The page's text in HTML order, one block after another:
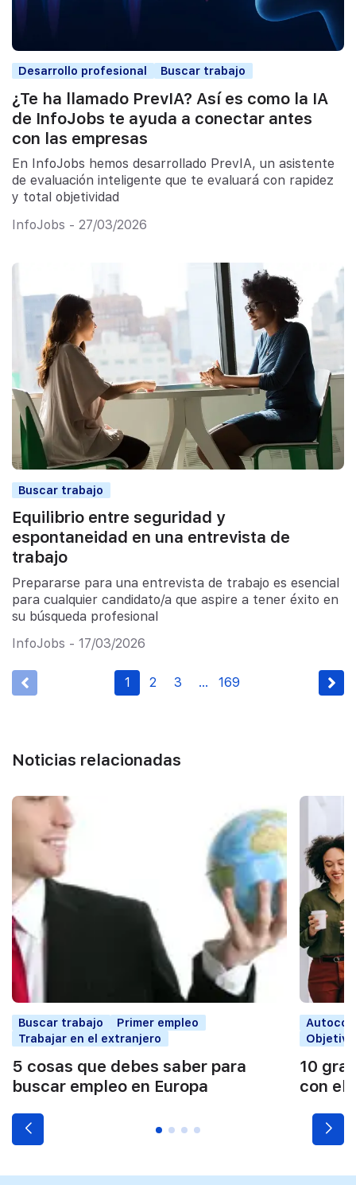
Desarrollo profesional Buscar trabajo
¿Te ha llamado PrevIA? Así es como la IA
de InfoJobs te ayuda a conectar antes
con las empresas
En InfoJobs hemos desarrollado PrevIA, un asistente
de evaluación inteligente que te evaluará con rapidez
y total objetividad
InfoJobs - 27/03/2026
Buscar trabajo
Equilibrio entre seguridad y
espontaneidad en una entrevista de
trabajo
Prepararse para una entrevista de trabajo es esencial
para cualquier candidato/a que aspire a tener éxito en
su búsqueda profesional
InfoJobs - 17/03/2026
1 2 3 … 169
Noticias relacionadas
Buscar trabajo
Primer empleo
Trabajar en el extranjero
5 cosas que debes saber para
buscar empleo en Europa
10
con el